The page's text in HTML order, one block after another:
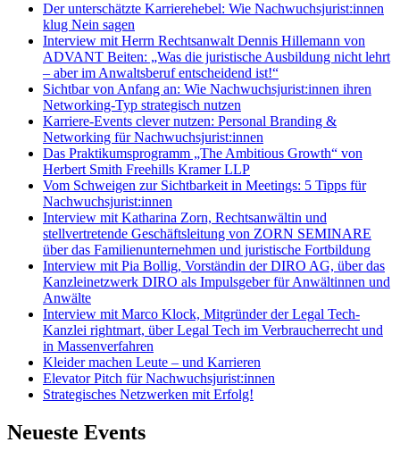
Der unterschätzte Karrierehebel: Wie Nachwuchsjurist:innen
klug Nein sagen
Interview mit Herrn Rechtsanwalt Dennis Hillemann von
ADVANT Beiten: „Was die juristische Ausbildung nicht lehrt
– aber im Anwaltsberuf entscheidend ist!“
Sichtbar von Anfang an: Wie Nachwuchsjurist:innen ihren
Networking-Typ strategisch nutzen
Karriere-Events clever nutzen: Personal Branding &
Networking für Nachwuchsjurist:innen
Das Praktikumsprogramm „The Ambitious Growth“ von
Herbert Smith Freehills Kramer LLP
Vom Schweigen zur Sichtbarkeit in Meetings: 5 Tipps für
Nachwuchsjurist:innen
Interview mit Katharina Zorn, Rechtsanwältin und
stellvertretende Geschäftsleitung von ZORN SEMINARE
über das Familienunternehmen und juristische Fortbildung
Interview mit Pia Bollig, Vorständin der DIRO AG, über das
Kanzleinetzwerk DIRO als Impulsgeber für Anwältinnen und
Anwälte
Interview mit Marco Klock, Mitgründer der Legal Tech-
Kanzlei rightmart, über Legal Tech im Verbraucherrecht und
in Massenverfahren
Kleider machen Leute – und Karrieren
Elevator Pitch für Nachwuchsjurist:innen
Strategisches Netzwerken mit Erfolg!
Neueste Events